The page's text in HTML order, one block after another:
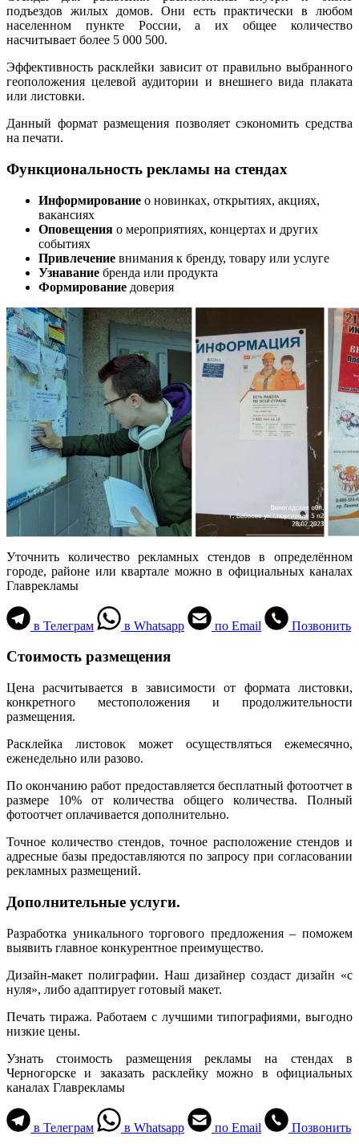
подъездов жилых домов. Они есть практически в любом
населенном пункте России, а их общее количество
насчитывает более 5 000 500.
Эффективность расклейки зависит от правильно выбранного
геоположения целевой аудитории и внешнего вида плаката
или листовки.
Данный формат размещения позволяет сэкономить средства
на печати.
Функциональность рекламы на стендах
Информирование о новинках, открытиях, акциях,
вакансиях
Оповещения о мероприятиях, концертах и других
событиях
Привлечение внимания к бренду, товару или услуге
Узнавание бренда или продукта
Формирование доверия
Уточнить количество рекламных стендов в определённом
городе, районе или квартале можно в официальных каналах
Главрекламы
в Телеграм в Whatsapp по Email Позвонить
Стоимость размещения
Цена расчитывается в зависимости от формата листовки,
конкретного местоположения и продолжительности
размещения.
Расклейка листовок может осуществляться ежемесячно,
еженедельно или разово.
По окончанию работ предоставляется бесплатный фотоотчет в
размере 10% от количества общего количества. Полный
фотоотчет оплачивается дополнительно.
Точное количество стендов, точное расположение стендов и
адресные базы предоставляются по запросу при согласовании
рекламных размещений.
Дополнительные услуги.
Разработка уникального торгового предложения – поможем
выявить главное конкурентное преимущество.
Дизайн-макет полиграфии. Наш дизайнер создаст дизайн «с
нуля», либо адаптирует готовый макет.
Печать тиража. Работаем с лучшими типографиями, выгодно
низкие цены.
Узнать стоимость размещения рекламы на стендах в
Черногорске и заказать расклейку можно в официальных
каналах Главрекламы
в Телеграм в Whatsapp по Email Позвонить